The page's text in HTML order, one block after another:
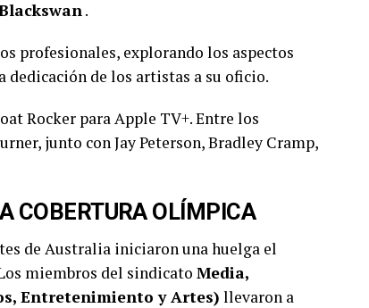
.
profesionales, explorando los aspectos
dedicación de los artistas a su oficio.
Rocker para Apple TV+. Entre los
junto con Jay Peterson, Bradley Cramp,
COBERTURA OLÍMPICA
de Australia iniciaron una huelga el
miembros del sindicato Media,
Entretenimiento y Artes) llevaron a